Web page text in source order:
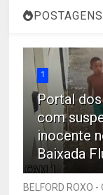
1
Portal
com
inocente
Baixada
BELFORD ROXO